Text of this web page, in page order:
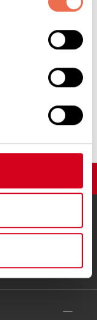
Tipsa